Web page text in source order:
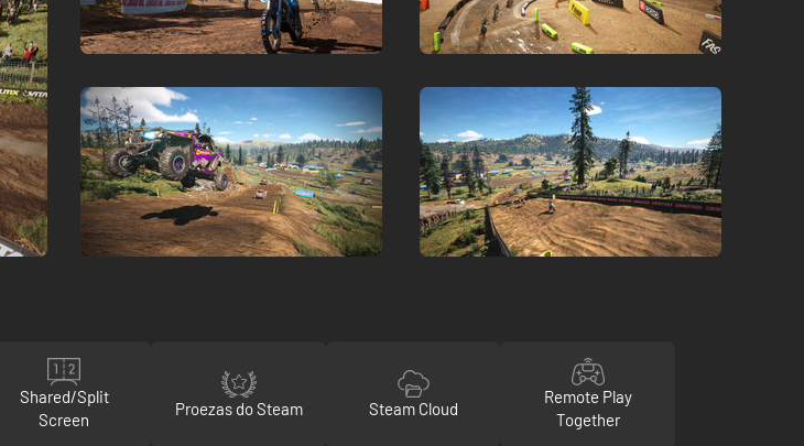
Shared/Split
Screen
Proezas do Steam Steam Cloud
Remote Play
Together